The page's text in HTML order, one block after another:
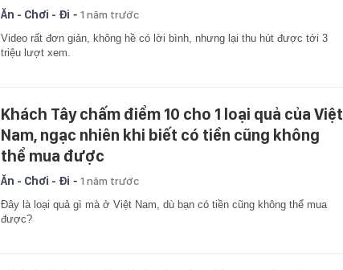
Ăn - Chơi - Đi - 1 năm trước
Video rất đơn giản, không hề có lời bình, nhưng lại thu hút được tới 3
triệu lượt xem.
Khách Tây chấm điểm 10 cho 1 loại quả của Việt
Nam, ngạc nhiên khi biết có tiền cũng không
thể mua được
Ăn - Chơi - Đi - 1 năm trước
Đây là loại quả gì mà ở Việt Nam, dù bạn có tiền cũng không thể mua
được?